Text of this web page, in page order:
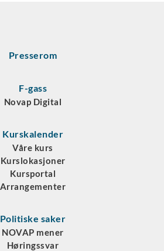
Presserom
F-gass
Novap Digital
Kurskalender
Våre kurs
Kurslokasjoner
Kursportal
Arrangementer
Politiske saker
NOVAP mener
Høringssvar